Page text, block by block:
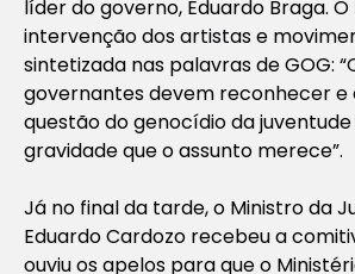
líder do governo, Eduardo Braga.
intervenção dos artistas e
sintetizada nas palavras de GOG:
governantes devem reconhecer e
questão do genocídio da
gravidade que o assunto merece”.
Já no final da tarde, o Ministro da
Eduardo Cardozo recebeu a
ouviu os apelos para que o